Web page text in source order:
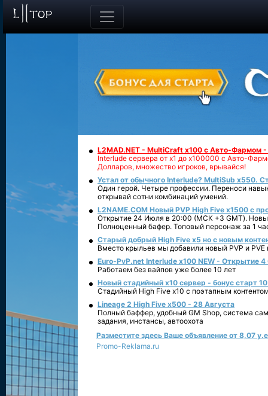
L2MAD.NET - MultiCraft x100 с Авто-Фармом
Interlude сервера от х1 до х100000 с Авто-
Долларов, множество игроков, врывайся!
Устал от обычного Interlude? MultiSub x550.
Один герой. Четыре профессии. Переноси
открывай сотни комбинаций умений.
L2NAME.COM Новый PVP High Five x1500 с
Открытие 24 Июля в 20:00 (МСК +3 GMT).
Полноценный бафер. Топовый персонаж за 1
Старый добрый High Five x5 но с новым
Вместо крыльев мы добавили новый PVP и PVE
Euro-PvP.net Interlude х100 NEW - Открытие 4
Работаем без вайпов уже более 10 лет
Новый стадийный х10 сервер - бонус старт
Стадийный High Five x10 с поэтапным
Lineage 2 High Five x500 - 28 Августа
Полный баффер, удобный GM Shop, система
задания, инстансы, автоохота
Разместите здесь Ваше объявление от 8,07
Promo-Reklama.ru